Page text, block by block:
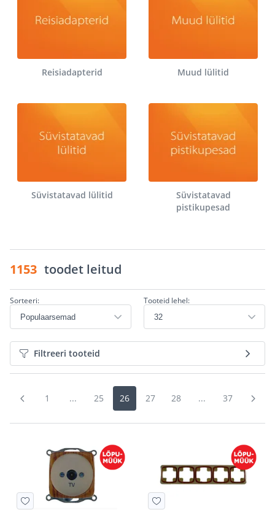
Reisiadapterid Muud lülitid
Süvistatavad lülitid
Süvistatavad
pistikupesad
1153 toodet leitud
Sorteeri: Tooteid lehel:
Filtreeri tooteid
1 ... 25 26 27 28 ... 37